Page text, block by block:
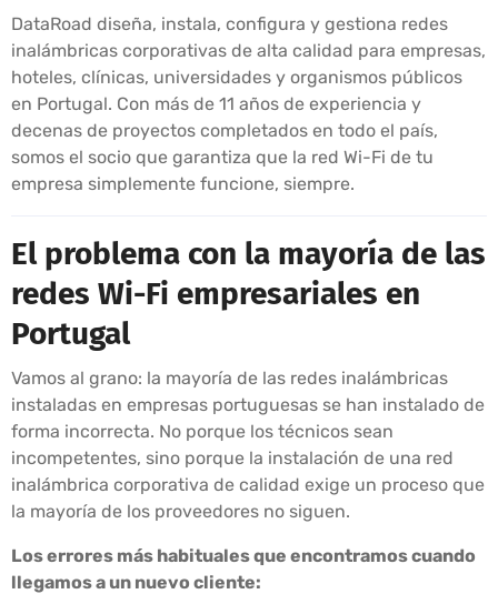
DataRoad diseña, instala, configura y gestiona redes
inalámbricas corporativas de alta calidad para empresas,
hoteles, clínicas, universidades y organismos públicos
en Portugal. Con más de 11 años de experiencia y
decenas de proyectos completados en todo el país,
somos el socio que garantiza que la red Wi-Fi de tu
empresa simplemente funcione, siempre.
El problema con la mayoría de las
redes Wi-Fi empresariales en
Portugal
Vamos al grano: la mayoría de las redes inalámbricas
instaladas en empresas portuguesas se han instalado de
forma incorrecta. No porque los técnicos sean
incompetentes, sino porque la instalación de una red
inalámbrica corporativa de calidad exige un proceso que
la mayoría de los proveedores no siguen.
Los errores más habituales que encontramos cuando
llegamos a un nuevo cliente: